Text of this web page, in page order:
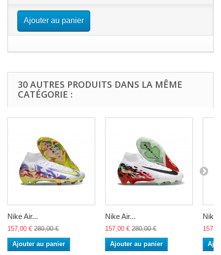
Ajouter au panier
30 AUTRES PRODUITS DANS LA MÊME
CATÉGORIE :
Nike Air...
157,00 € 280,00 €
Ajouter au panier
Nike Air...
157,00 € 280,00 €
Ajouter au panier
Nike